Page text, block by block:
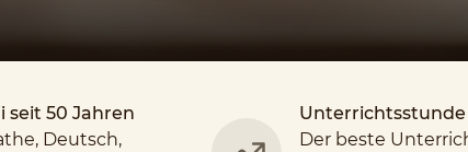
seit 50 Jahren
Deutsch,
Unterrichtsstunde
Der beste